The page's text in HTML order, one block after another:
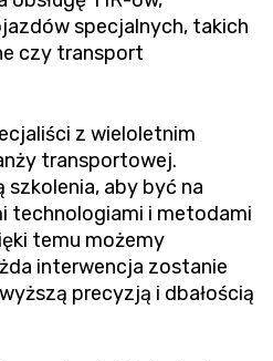
specjalnych, takich
czy transport
z wieloletnim
transportowej.
szkolenia, aby być na
technologiami i metodami
temu możemy
interwencja zostanie
precyzją i dbałością